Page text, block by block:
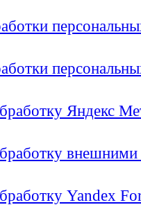
Яндекс
Yandex